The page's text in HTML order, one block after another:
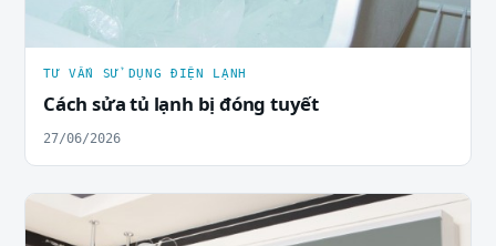
TƯ VẤN SỬ DỤNG ĐIỆN LẠNH
Cách sửa tủ lạnh bị đóng tuyết
27/06/2026